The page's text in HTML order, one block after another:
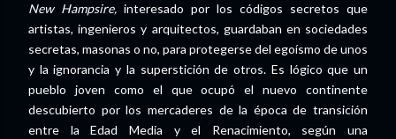
New Hampsire, interesado por los códigos secretos que
artistas, ingenieros y arquitectos, guardaban en sociedades
secretas, masonas o no, para protegerse del egoísmo de unos
y la ignorancia y la superstición de otros. Es lógico que un
pueblo joven como el que ocupó el nuevo continente
descubierto por los mercaderes de la época de transición
entre la Edad Media y el Renacimiento, según una